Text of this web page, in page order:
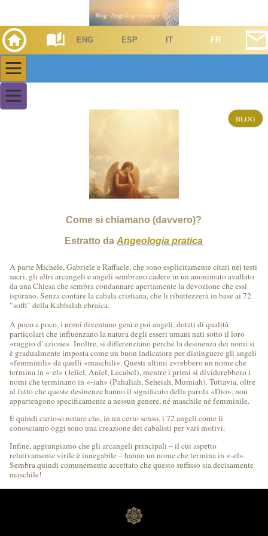
ENG ESP IT FR
BLOG
Come si chiamano (davvero)?
Estratto daAngeologia pratica
A parte Michele, Gabriele e Raffaele, che sono esplicitamente citati nei testi
sacri, gli altri arcangeli e angeli sembrano cadere in un anonimato avallato
da una Chiesa che sembra condannare apertamente la devozione che essi
ispirano. Senza contare la cabala cristiana, che li ribattezzerà in base ai 72
"soffi" della Kabbalah ebraica.
A poco a poco, i nomi diventano geni e poi angeli, dotati di qualità
particolari che influenzano la natura degli esseri umani nati sotto il loro
«raggio d’azione». Inoltre, si differenziano perché la desinenza dei nomi si
è gradualmente imposta come un buon indicatore per distinguere gli angeli
«femminili» da quelli «maschili». Questi ultimi avrebbero un nome che
termina in «-el» (Jeliel, Aniel, Lecabel), mentre i primi si dividerebbero i
nomi che terminano in «-iah» (Pahaliah, Seheiah, Mumiah). Tuttavia, oltre
al fatto che queste desinenze hanno il significato della parola «Dio», non
appartengono specificamente a nessun genere, né maschile né femminile.
È quindi curioso notare che, in un certo senso, i 72 angeli come li
conosciamo oggi sono una creazione dei cabalisti per vari motivi.
Infine, aggiungiamo che gli arcangeli principali – il cui aspetto
relativamente virile è innegabile – hanno un nome che termina in «-el».
Sembra quindi comunemente accettato che questo suffisso sia decisamente
maschile!